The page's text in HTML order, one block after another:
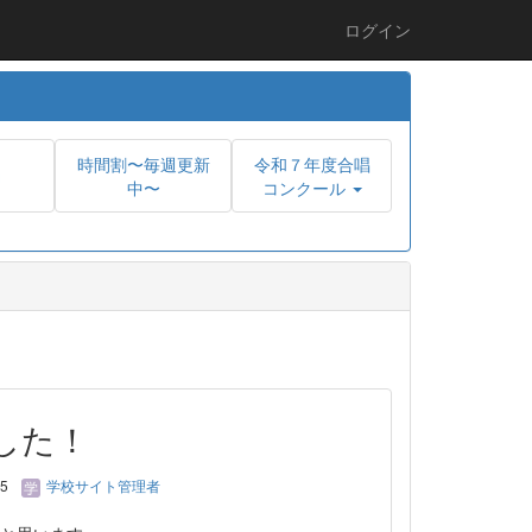
ログイン
時間割〜毎週更新
中〜
令和７年度合唱
コンクール
！
学校サイト管理者